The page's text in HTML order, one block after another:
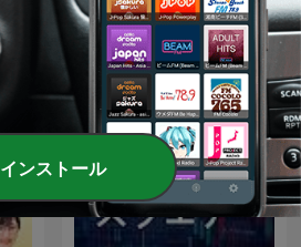
楽天証券PRESENTS 先取り
★マーケットレビュー
インストール